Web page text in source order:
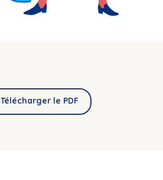
Télécharger le PDF